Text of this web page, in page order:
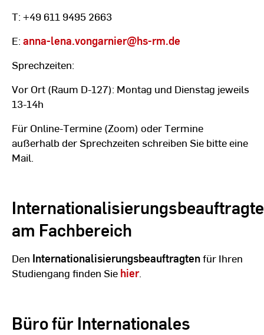
T: +49 611 9495 2663
E: anna-lena.vongarnier@hs-rm.de
Sprechzeiten:
Vor Ort (Raum D-127): Montag und Dienstag jeweils
13-14h
Für Online-Termine (Zoom) oder Termine
außerhalb der Sprechzeiten schreiben Sie bitte eine
Mail.
Internationalisierungsbeauftragte
am Fachbereich
Den Internationalisierungsbeauftragtenfür Ihren
Studiengang finden Sie hier.
Büro für Internationales